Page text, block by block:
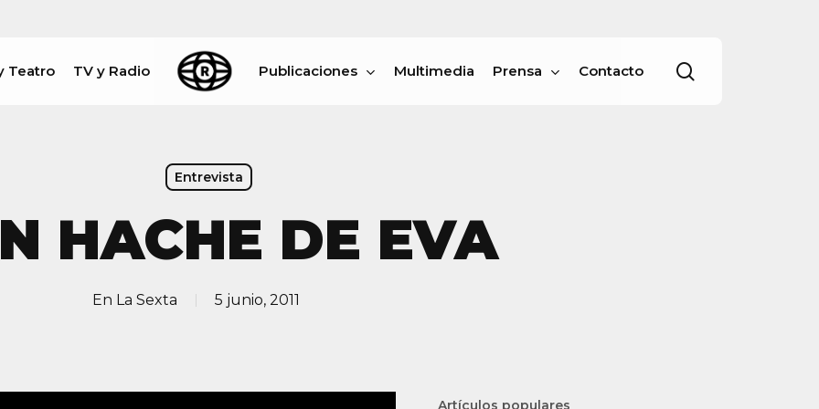
Teatro TV y Radio Publicaciones Multimedia Prensa Contacto
Entrevista
HACHE DE EVA
En La Sexta 5 junio, 2011
Artículos populares